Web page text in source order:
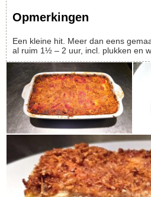
Opmerkingen
Een kleine hit. Meer dan eens gemaakt. Maar het duurt al met
al ruim 1½ – 2 uur, incl. plukken en